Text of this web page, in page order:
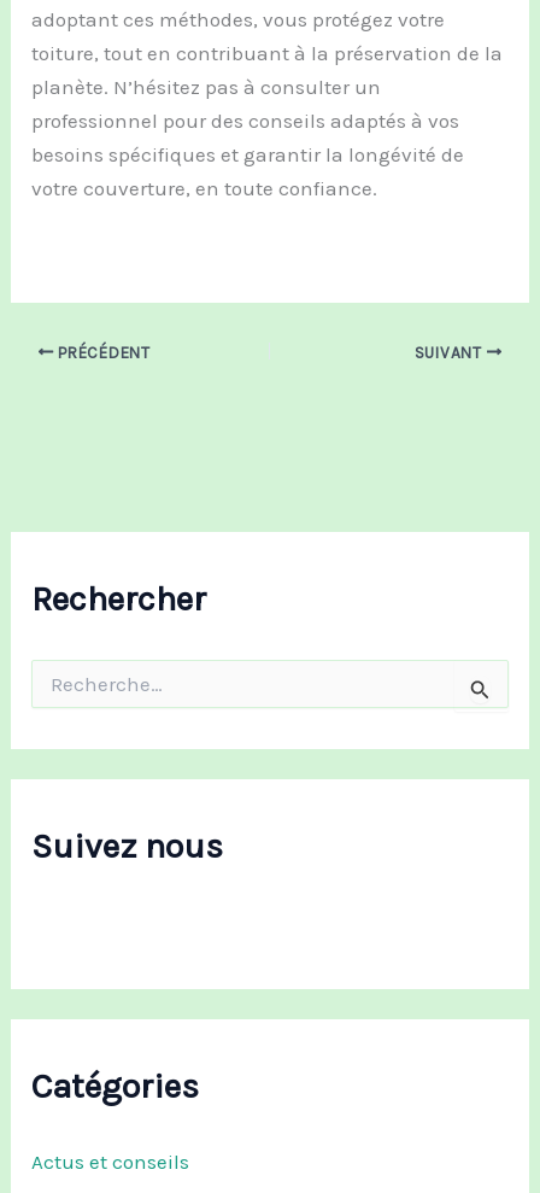
Rechercher
h
e
Suivez nous
Catégories
Actus et conseils
adoptant ces méthodes, vous protégez votre
toiture, tout en contribuant à la préservation de la
planète. N’hésitez pas à consulter un
professionnel pour des conseils adaptés à vos
besoins spécifiques et garantir la longévité de
votre couverture, en toute confiance.
PRÉCÉDENT SUIVANT